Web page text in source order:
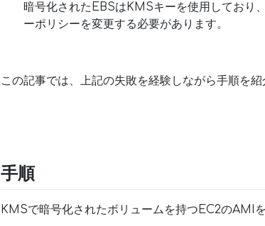
暗号化されたEBSはKMSキーを使用しており
ーポリシーを変更する必要があります。
この記事では、上記の失敗を経験しながら手順を紹
手順
KMSで暗号化されたボリュームを持つEC2のAMI